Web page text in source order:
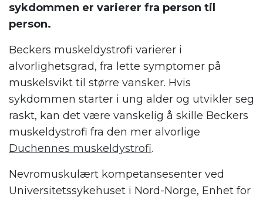
sykdommen er varierer fra person til
person.
Beckers muskeldystrofi varierer i
alvorlighetsgrad, fra lette symptomer på
muskelsvikt til større vansker. Hvis
sykdommen starter i ung alder og utvikler seg
raskt, kan det være vanskelig å skille Beckers
muskeldystrofi fra den mer alvorlige
Duchennes muskeldystrofi.
Nevromuskulært kompetansesenter ved
Universitetssykehuset i Nord-Norge, Enhet for